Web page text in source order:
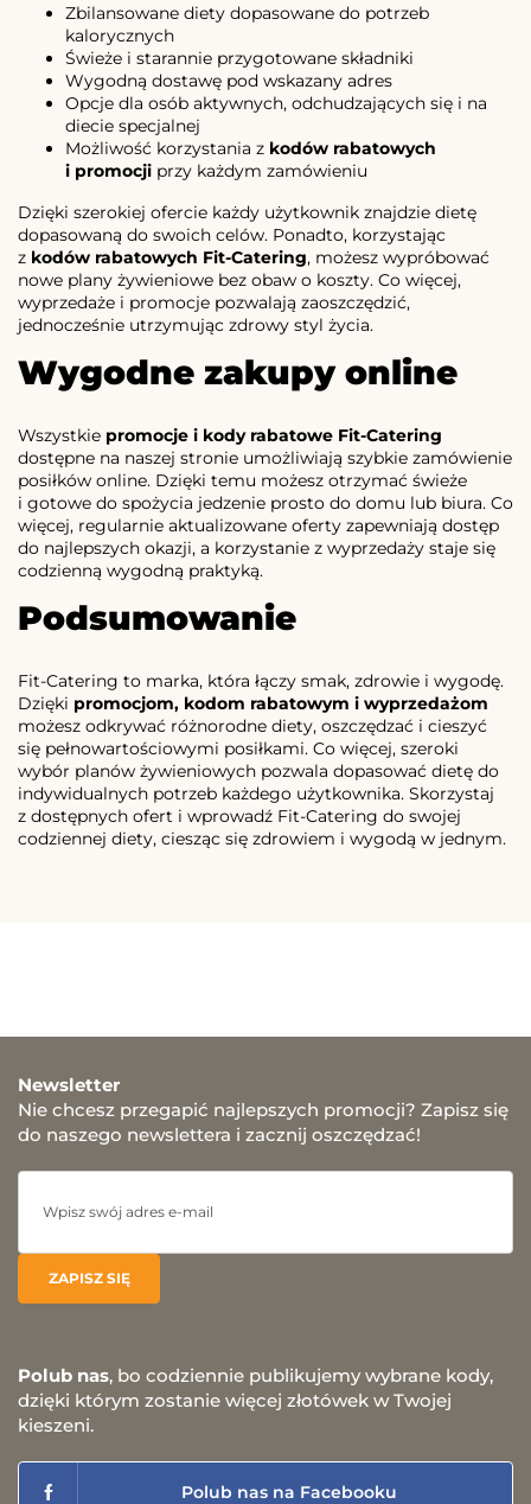
Zbilansowane diety dopasowane do potrzeb
kalorycznych
Świeże i starannie przygotowane składniki
Wygodną dostawę pod wskazany adres
Opcje dla osób aktywnych, odchudzających się i na
diecie specjalnej
Możliwość korzystania z kodów rabatowych
i promocji przy każdym zamówieniu
Dzięki szerokiej ofercie każdy użytkownik znajdzie dietę
dopasowaną do swoich celów. Ponadto, korzystając
z kodów rabatowych Fit-Catering, możesz wypróbować
nowe plany żywieniowe bez obaw o koszty. Co więcej,
wyprzedaże i promocje pozwalają zaoszczędzić,
jednocześnie utrzymując zdrowy styl życia.
Wygodne zakupy online
Wszystkie promocje i kody rabatowe Fit-Catering
dostępne na naszej stronie umożliwiają szybkie zamówienie
posiłków online. Dzięki temu możesz otrzymać świeże
i gotowe do spożycia jedzenie prosto do domu lub biura. Co
więcej, regularnie aktualizowane oferty zapewniają dostęp
do najlepszych okazji, a korzystanie z wyprzedaży staje się
codzienną wygodną praktyką.
Podsumowanie
Fit-Catering to marka, która łączy smak, zdrowie i wygodę.
Dzięki promocjom, kodom rabatowym i wyprzedażom
możesz odkrywać różnorodne diety, oszczędzać i cieszyć
się pełnowartościowymi posiłkami. Co więcej, szeroki
wybór planów żywieniowych pozwala dopasować dietę do
indywidualnych potrzeb każdego użytkownika. Skorzystaj
z dostępnych ofert i wprowadź Fit-Catering do swojej
codziennej diety, ciesząc się zdrowiem i wygodą w jednym.
Newsletter
Nie chcesz przegapić najlepszych promocji? Zapisz się
do naszego newslettera i zacznij oszczędzać!
Polub nas, bo codziennie publikujemy wybrane kody,
dzięki którym zostanie więcej złotówek w Twojej
kieszeni.
Polub nas na Facebooku